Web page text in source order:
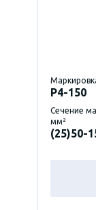
P4-150
Сечение
мм²
(25)50-